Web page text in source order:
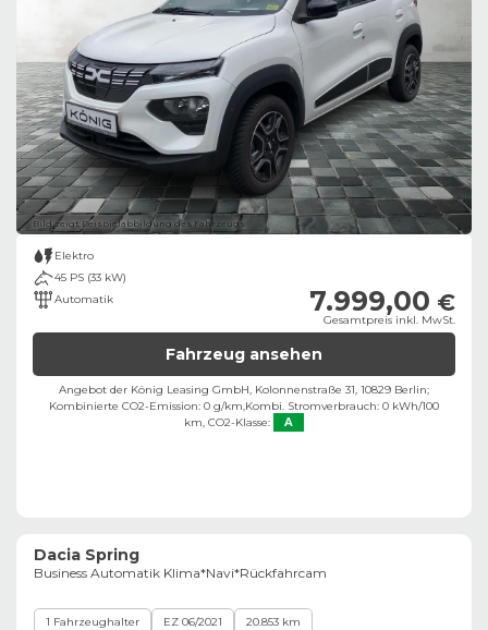
Bild zeigt Beispielabbildung des Fahrzeugs
Elektro
45 PS (33 kW)
Automatik
7.999,00 €
Gesamtpreis inkl. MwSt.
Fahrzeug ansehen
Angebot der König Leasing GmbH, Kolonnenstraße 31, 10829 Berlin;
Kombinierte CO2-Emission: 0 g/km,Kombi. Stromverbrauch: 0 kWh/100
km, CO2-Klasse: A
Dacia Spring
Business Automatik Klima*Navi*Rückfahrcam
1 Fahrzeughalter EZ 06/2021 20.853 km